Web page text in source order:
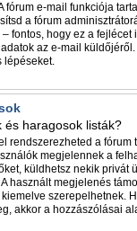
fórum e-mail funkciója
a fórum
fontos, hogy ez a fejlécet
az e-mail
lépéseket.
és haragosok listák?
rendszerezheted a fórum
megjelennek a
küldhetsz nekik privát
használt megjelenés
szerepelhetnek.
akkor a hozzászólásai